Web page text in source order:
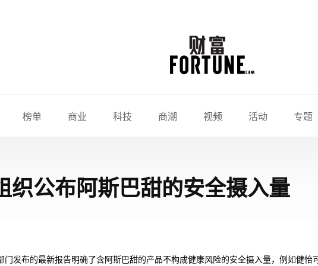
榜单 商业 科技 商潮 视频 活动 专题
织公布阿斯巴甜的安全摄入量
门发布的最新报告明确了含阿斯巴甜的产品不构成健康风险的安全摄入量，例如健怡可